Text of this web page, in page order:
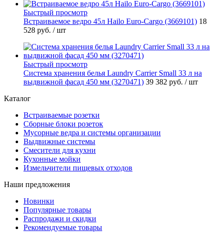
Быстрый просмотр
Встраиваемое ведро 45л Hailo Euro-Cargo (3669101) 18
528 руб. / шт
Быстрый просмотр
Система хранения белья Laundry Carrier Small 33 л на
выдвижной фасад 450 мм (3270471) 39 382 руб. / шт
Каталог
Встраиваемые розетки
Сборные блоки розеток
Мусорные ведра и системы организации
Выдвижные системы
Смесители для кухни
Кухонные мойки
Измельчители пищевых отходов
Наши предложения
Новинки
Популярные товары
Распродажи и скидки
Рекомендуемые товары